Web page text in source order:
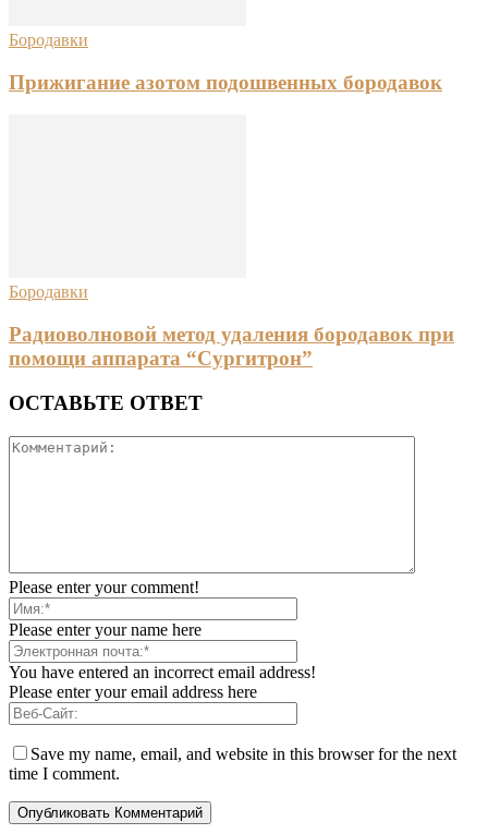
Бородавки
Прижигание азотом подошвенных бородавок
Бородавки
Радиоволновой метод удаления бородавок при
помощи аппарата “Сургитрон”
ОСТАВЬТЕ ОТВЕТ
Please enter your comment!
Please enter your name here
You have entered an incorrect email address!
Please enter your email address here
Save my name, email, and website in this browser for the next
time I comment.